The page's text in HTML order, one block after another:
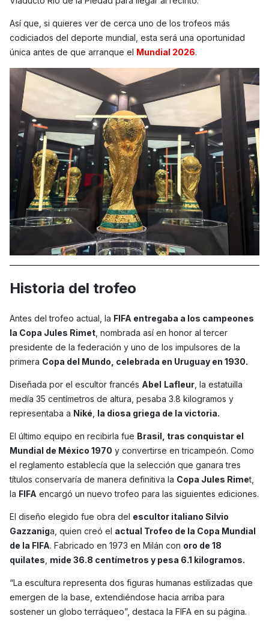
Así que, si quieres ver de cerca uno de los trofeos más
codiciados del deporte mundial, esta será una oportunidad
única antes de que arranque el Mundial 2026.
Historia del trofeo
Antes del trofeo actual, la FIFA entregaba a los campeones
la Copa Jules Rimet , nombrada así en honor al tercer
presidente de la federación y uno de los impulsores de la
primera Copa del Mundo, celebrada en Uruguay en 1930.
Diseñada por el escultor francés Abel Lafleur , la estatuilla
medía 35 centímetros de altura, pesaba 3.8 kilogramos y
representaba a Niké la diosa griega de la victoria.
El último equipo en recibirla fue Brasil, tras conquistar el
Mundial de México 1970 y convertirse en tricampeón. Como
el reglamento establecía que la selección que ganara tres
títulos conservaría de manera definitiva la Copa Jules Rimet,
la FIFA encargó un nuevo trofeo para las siguientes ediciones.
El diseño elegido fue obra del escultor italiano Silvio
Gazzaniga, quien creó el actual Trofeo de la Copa Mundial
de la FIFA. Fabricado en 1973 en Milán con oro de 18
quilates mide 36.8 centímetros y pesa 6.1 kilogramos.
“La escultura representa dos figuras humanas estilizadas que
emergen de la base, extendiéndose hacia arriba para
sostener un globo terráqueo”, destaca la FIFA en su página.